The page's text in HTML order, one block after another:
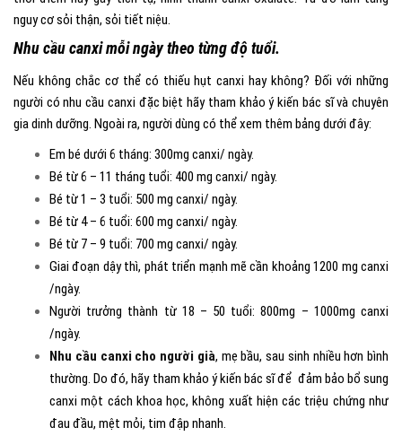
nguy cơ sỏi thận, sỏi tiết niệu.
Nhu cầu canxi mỗi ngày theo từng độ tuổi.
Nếu không chắc cơ thể có thiếu hụt canxi hay không? Đối với những
người có nhu cầu canxi đặc biệt hãy tham khảo ý kiến bác sĩ và chuyên
gia dinh dưỡng. Ngoài ra, người dùng có thể xem thêm bảng dưới đây:
Em bé dưới 6 tháng: 300mg canxi/ ngày.
Bé từ 6 – 11 tháng tuổi: 400 mg canxi/ ngày.
Bé từ 1 – 3 tuổi: 500 mg canxi/ ngày.
Bé từ 4 – 6 tuổi: 600 mg canxi/ ngày.
Bé từ 7 – 9 tuổi: 700 mg canxi/ ngày.
Giai đoạn dậy thì, phát triển mạnh mẽ cần khoảng 1200 mg canxi
/ngày.
Người trưởng thành từ 18 – 50 tuổi: 800mg – 1000mg canxi
/ngày.
Nhu cầu canxi cho người già, mẹ bầu, sau sinh nhiều hơn bình
thường. Do đó, hãy tham khảo ý kiến bác sĩ để đảm bảo bổ sung
canxi một cách khoa học, không xuất hiện các triệu chứng như
đau đầu, mệt mỏi, tim đập nhanh.